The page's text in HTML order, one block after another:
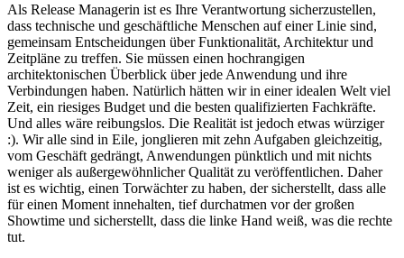
Als Release Managerin ist es Ihre Verantwortung sicherzustellen,
dass technische und geschäftliche Menschen auf einer Linie sind,
gemeinsam Entscheidungen über Funktionalität, Architektur und
Zeitpläne zu treffen. Sie müssen einen hochrangigen
architektonischen Überblick über jede Anwendung und ihre
Verbindungen haben. Natürlich hätten wir in einer idealen Welt viel
Zeit, ein riesiges Budget und die besten qualifizierten Fachkräfte.
Und alles wäre reibungslos. Die Realität ist jedoch etwas würziger
:). Wir alle sind in Eile, jonglieren mit zehn Aufgaben gleichzeitig,
vom Geschäft gedrängt, Anwendungen pünktlich und mit nichts
weniger als außergewöhnlicher Qualität zu veröffentlichen. Daher
ist es wichtig, einen Torwächter zu haben, der sicherstellt, dass alle
für einen Moment innehalten, tief durchatmen vor der großen
Showtime und sicherstellt, dass die linke Hand weiß, was die rechte
tut.